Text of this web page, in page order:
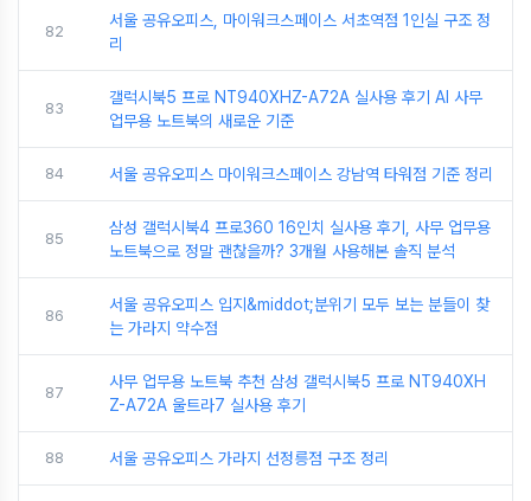
82
서울 공유오피스, 마이워크스페이스 서초역점 1인실 구조 정
리
83
갤럭시북5 프로 NT940XHZ-A72A 실사용 후기 AI 사무
업무용 노트북의 새로운 기준
84 서울 공유오피스 마이워크스페이스 강남역 타워점 기준 정리
85
삼성 갤럭시북4 프로360 16인치 실사용 후기, 사무 업무용
노트북으로 정말 괜찮을까? 3개월 사용해본 솔직 분석
86
서울 공유오피스 입지&middot;분위기 모두 보는 분들이 찾
는 가라지 약수점
87
사무 업무용 노트북 추천 삼성 갤럭시북5 프로 NT940XH
Z-A72A 울트라7 실사용 후기
88 서울 공유오피스 가라지 선정릉점 구조 정리